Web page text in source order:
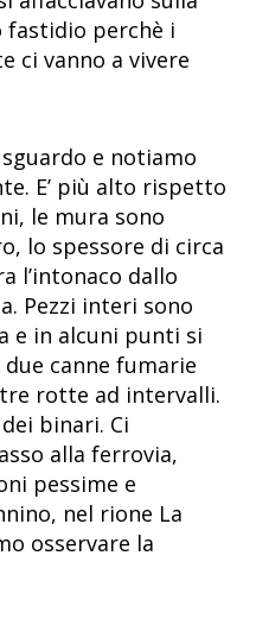
fastidio perchè i
ci vanno a vivere
e notiamo
E’ più alto rispetto
le mura sono
lo spessore di circa
l’intonaco dallo
Pezzi interi sono
e in alcuni punti si
canne fumarie
rotte ad intervalli.
binari. Ci
alla ferrovia,
pessime e
nel rione La
osservare la